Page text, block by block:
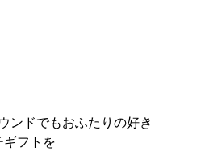
ンドでもおふたりの好き
ギフトを